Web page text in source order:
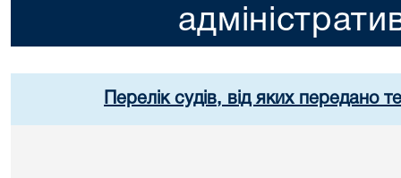
Перелік судів, від яких передано